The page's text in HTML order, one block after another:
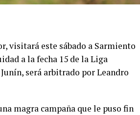
visitará este sábado a Sarmiento
a la fecha 15 de la Liga
será arbitrado por Leandro
magra campaña que le puso fin